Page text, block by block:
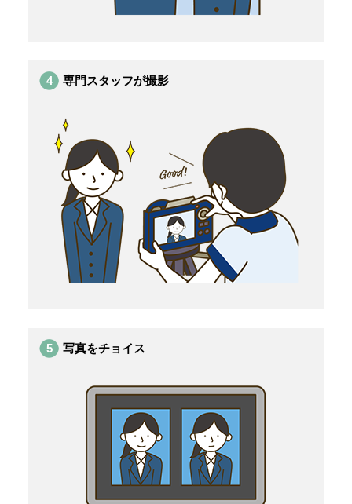
4 専門スタッフが撮影
5 写真をチョイス​